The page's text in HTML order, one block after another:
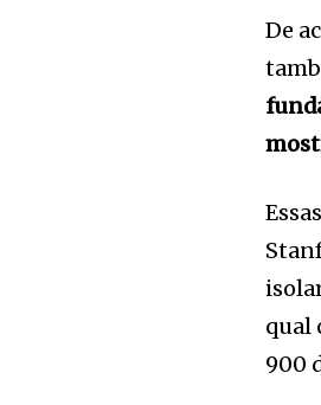
De
qual
900